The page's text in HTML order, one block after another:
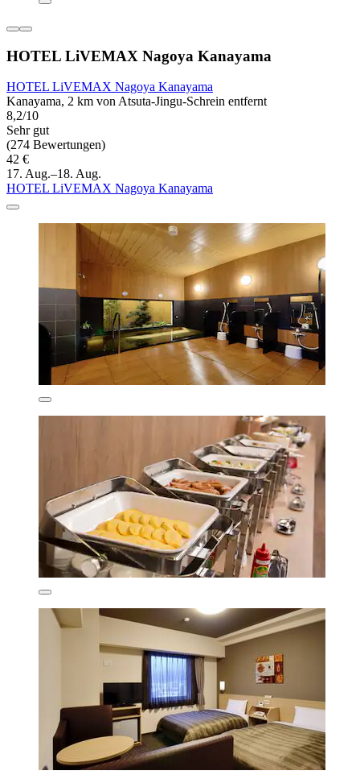
HOTEL LiVEMAX Nagoya Kanayama
HOTEL LiVEMAX Nagoya Kanayama
Kanayama, 2 km von Atsuta-Jingu-Schrein entfernt
8,2/10
Sehr gut
(274 Bewertungen)
42 €
17. Aug.–18. Aug.
HOTEL LiVEMAX Nagoya Kanayama